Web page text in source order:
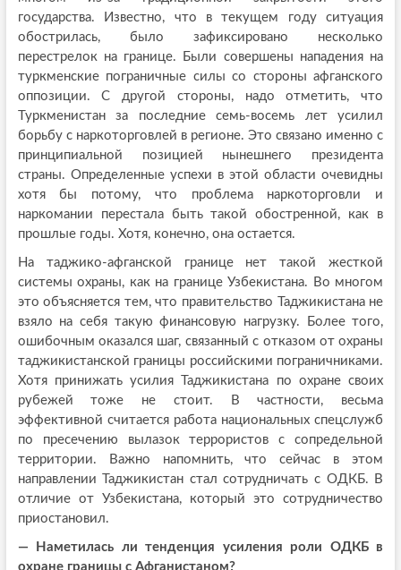
государства. Известно, что в текущем году ситуация
обострилась, было зафиксировано несколько
перестрелок на границе. Были совершены нападения на
туркменские пограничные силы со стороны афганского
оппозиции. С другой стороны, надо отметить, что
Туркменистан за последние семь-восемь лет усилил
борьбу с наркоторговлей в регионе. Это связано именно с
принципиальной позицией нынешнего президента
страны. Определенные успехи в этой области очевидны
хотя бы потому, что проблема наркоторговли и
наркомании перестала быть такой обостренной, как в
прошлые годы. Хотя, конечно, она остается.
На таджико-афганской границе нет такой жесткой
системы охраны, как на границе Узбекистана. Во многом
это объясняется тем, что правительство Таджикистана не
взяло на себя такую финансовую нагрузку. Более того,
ошибочным оказался шаг, связанный с отказом от охраны
таджикистанской границы российскими пограничниками.
Хотя принижать усилия Таджикистана по охране своих
рубежей тоже не стоит. В частности, весьма
эффективной считается работа национальных спецслужб
по пресечению вылазок террористов с сопредельной
территории. Важно напомнить, что сейчас в этом
направлении Таджикистан стал сотрудничать с ОДКБ. В
отличие от Узбекистана, который это сотрудничество
приостановил.
— Наметилась ли тенденция усиления роли ОДКБ в
охране границы с Афганистаном?